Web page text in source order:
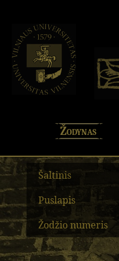
Žodynas
Šaltinis
Puslapis
Žodžio numeris